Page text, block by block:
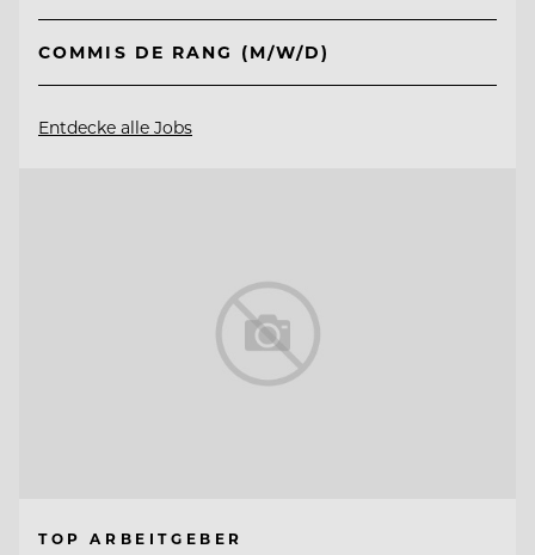
COMMIS DE RANG (M/W/D)
Entdecke alle Jobs
TOP ARBEITGEBER